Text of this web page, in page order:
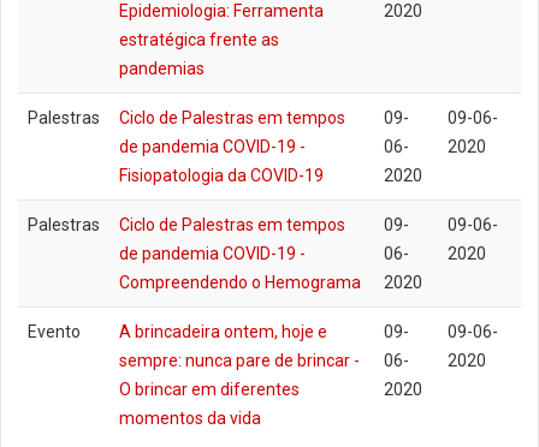
Epidemiologia: Ferramenta
estratégica frente as
pandemias
2020
Palestras
Ciclo de Palestras em tempos
de pandemia COVID-19 -
Fisiopatologia da COVID-19
09-
06-
2020
09-06-
2020
Palestras
Ciclo de Palestras em tempos
de pandemia COVID-19 -
Compreendendo o Hemograma
09-
06-
2020
09-06-
2020
Evento
A brincadeira ontem, hoje e
sempre: nunca pare de brincar -
O brincar em diferentes
momentos da vida
09-
06-
2020
09-06-
2020